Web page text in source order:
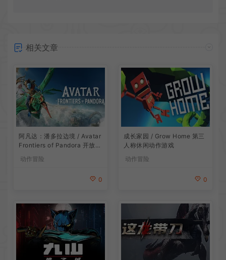
相关文章
阿凡达：潘多拉边境 / Avatar
Frontiers of Pandora 开放世
动作冒险
0
成长家园 / Grow Home 第三
人称休闲动作游戏
动作冒险
0